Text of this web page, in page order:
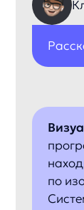
похожих
Проверяем
с